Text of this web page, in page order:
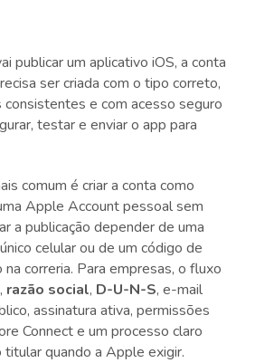
publicar um aplicativo iOS, a conta
ser criada com o tipo correto,
consistentes e com acesso seguro
testar e enviar o app para
comum é criar a conta como
Apple Account pessoal sem
a publicação depender de uma
celular ou de um código de
correria. Para empresas, o fluxo
, razão social, D-U-N-S, e-mail
assinatura ativa, permissões
Connect e um processo claro
titular quando a Apple exigir.